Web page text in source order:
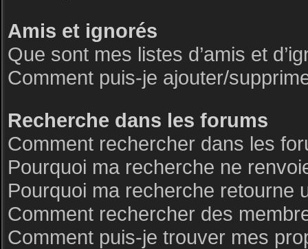
Amis et ignorés
Que sont mes listes d’amis et
Comment puis-je ajouter/
Recherche dans les forums
Comment rechercher dans les
Pourquoi ma recherche ne
Pourquoi ma recherche retourne
Comment rechercher des
Comment puis-je trouver mes